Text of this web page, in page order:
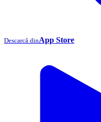
Descarcă dinApp Store